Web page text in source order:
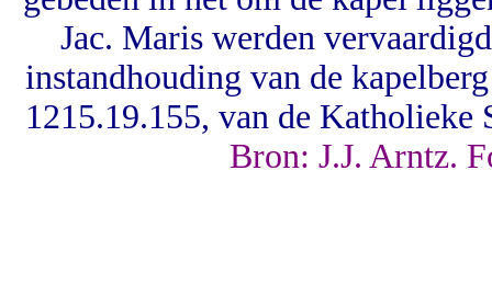
Jac. Maris werden
instandhouding van de
1215.19.155, van de
Bron: J.J. Arntz.